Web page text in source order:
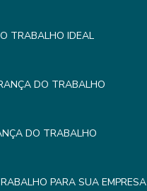
TRABALHO IDEAL
DO TRABALHO
DO TRABALHO
PARA SUA EMPRESA